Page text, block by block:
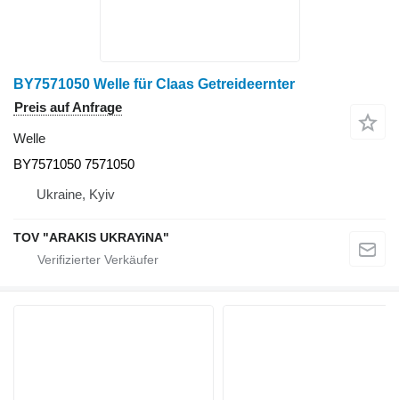
BY7571050 Welle für Claas Getreideernter
Preis auf Anfrage
Welle
BY7571050 7571050
Ukraine, Kyiv
TOV "ARAKIS UKRAYiNA"